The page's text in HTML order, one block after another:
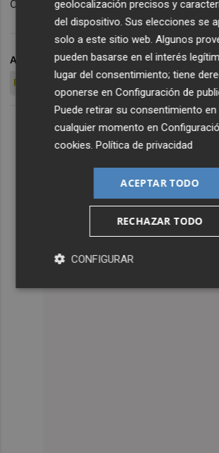
ARCHIVADO EN NANI FICHAJES
PORTUGAL
geolocalización precisos y
del dispositivo. Sus elecciones se
solo a este sitio web. Algunos
pueden basarse en el interés
lugar del consentimiento; tiene
oponerse enConfiguración de
Puede retirar su consentimiento en
cualquier momento en
cookies .Política de privacidad
ACEPTAR TODO
RECHAZAR TODO
CONFIGURAR